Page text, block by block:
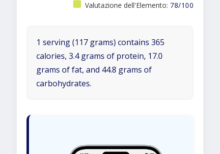
Valutazione dell'Elemento: 78/100
1 serving (117 grams) contains 365
calories, 3.4 grams of protein, 17.0
grams of fat, and 44.8 grams of
carbohydrates.